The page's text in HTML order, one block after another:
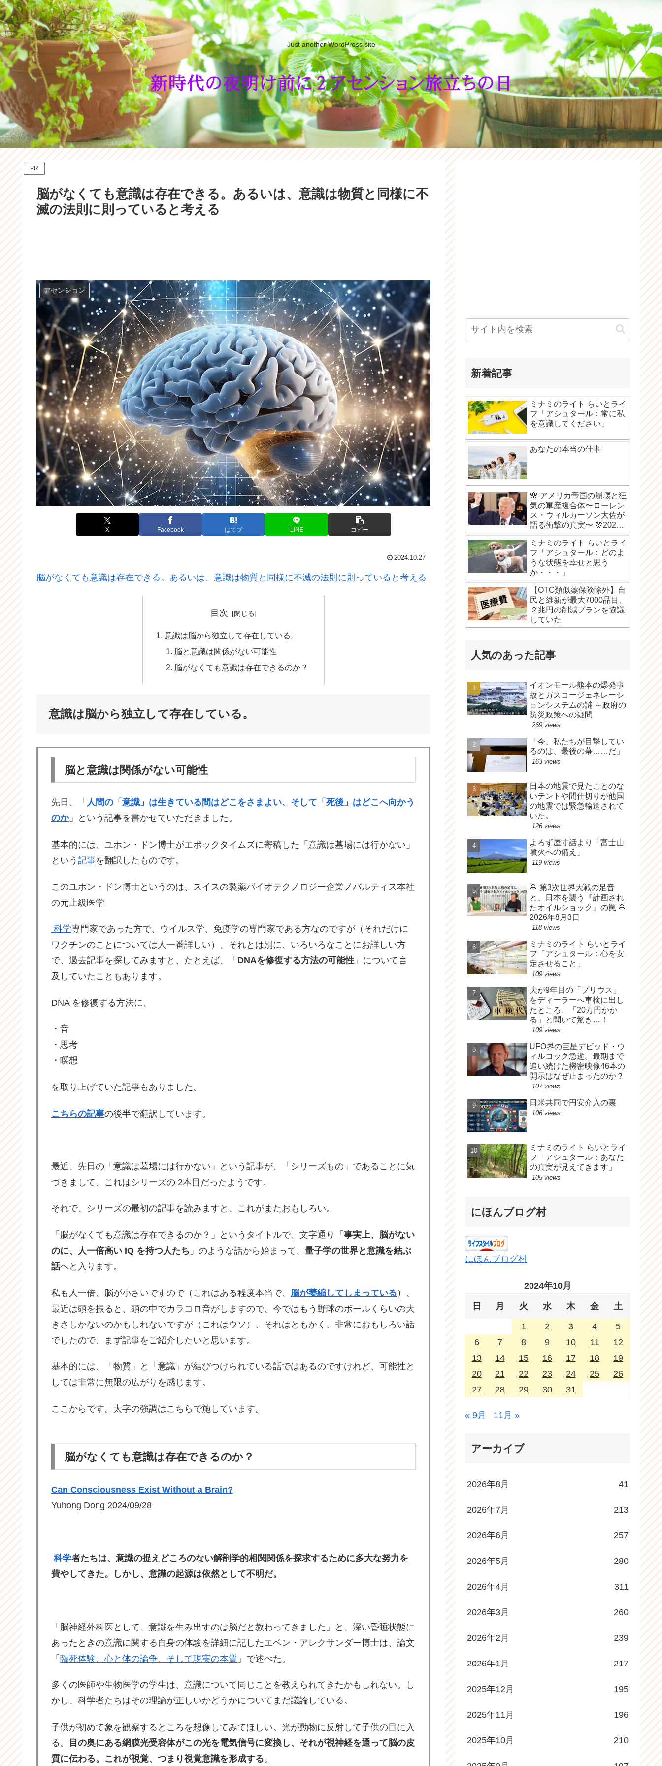
Just another WordPress site
PR
脳がなくても意識は存在できる。あるいは、意識は物質と同様に不
滅の法則に則っていると考える
アセンション
X Facebook はてブ LINE コピー
2024.10.27
脳がなくても意識は存在できる。あるいは、意識は物質と同様に不滅の法則に則っていると考える
目次
意識は脳から独立して存在している。
脳と意識は関係がない可能性
脳がなくても意識は存在できるのか？
意識は脳から独立して存在している。
脳と意識は関係がない可能性
先日、「 人間の「意識」は生きている間はどこをさまよい、そして「死後」はどこへ向かう
のか」という記事を書かせていただきました。
基本的には、ユホン・ドン博士がエポックタイムズに寄稿した「意識は墓場には行かない」
という 記事を翻訳したものです。
このユホン・ドン博士というのは、スイスの製薬バイオテクノロジー企業ノバルティス本社
の元上級医学
科学専門家であった方で、ウイルス学、免疫学の専門家である方なのですが（それだけに
ワクチンのことについては人一番詳しい）、それとは別に、いろいろなことにお詳しい方
で、過去記事を探してみますと、たとえば、「 DNAを修復する方法の可能性 」について言
及していたこともあります。
DNA を修復する方法に、
・音
・思考
・瞑想
を取り上げていた記事もありました。
こちらの記事の後半で翻訳しています。
最近、先日の「意識は墓場には行かない」という記事が、「シリーズもの」であることに気
づきまして、これはシリーズの 2本目だったようです。
それで、シリーズの最初の記事を読みますと、これがまたおもしろい。
「脳がなくても意識は存在できるのか？」というタイトルで、文字通り「 事実上、脳がない
のに、人一倍高い IQ を持つ人たち 」のような話から始まって、 量子学の世界と意識を結ぶ
話へと入ります。
私も人一倍、脳が小さいですので（これはある程度本当で、 脳が萎縮してしまっている ）、
最近は頭を振ると、頭の中でカラコロ音がしますので、今ではもう野球のボールくらいの大
きさしかないのかもしれないですが（これはウソ）、それはともかく、非常におもしろい話
でしたので、まず記事をご紹介したいと思います。
基本的には、「物質」と「意識」が結びつけられている話ではあるのですけれど、可能性と
しては非常に無限の広がりを感じます。
ここからです。太字の強調はこちらで施しています。
脳がなくても意識は存在できるのか？
Can Consciousness Exist Without a Brain?
Yuhong Dong 2024/09/28
科学者たちは、意識の捉えどころのない解剖学的相関関係を探求するために多大な努力を
費やしてきた。しかし、意識の起源は依然として不明だ。
「脳神経外科医として、意識を生み出すのは脳だと教わってきました」と、深い昏睡状態に
あったときの意識に関する自身の体験を詳細に記したエベン・アレクサンダー博士は、論文
「 臨死体験、心と体の論争、そして現実の本質 」で述べた。
多くの医師や生物医学の学生は、意識について同じことを教えられてきたかもしれない。し
かし、科学者たちはその理論が正しいかどうかについてまだ議論している。
子供が初めて象を観察するところを想像してみてほしい。光が動物に反射して子供の目に入
る。
目の奥にある網膜光受容体がこの光を電気信号に変換し、それが視神経を通って脳の皮
質に伝わる。これが視覚、つまり視覚意識を形成する。
新着記事
ミナミのライト らいとライ
フ「アシュタール：常に私
を意識してください」
あなたの本当の仕事
🌸 アメリカ帝国の崩壊と狂
気の軍産複合体〜ローレン
ス・ウィルカーソン大佐が
語る衝撃の真実〜 🌸2026
年8月6日
ミナミのライト らいとライ
フ「アシュタール：どのよ
うな状態を幸せと思う
か・・・」
【OTC類似薬保険除外】自
民と維新が最大7000品目、
２兆円の削減プランを協議
していた
人気のあった記事
イオンモール熊本の爆発事
故とガスコージェネレーシ
ョンシステムの謎 ～政府の
防災政策への疑問
269 views
「今、私たちが目撃してい
るのは、最後の幕……だ」
163 views
日本の地震で見たことのな
いテントや間仕切りが他国
の地震では緊急輸送されて
いた。
126 views
よろず屋寸話より「富士山
噴火への備え」
119 views
🌸 第3次世界大戦の足音
と、日本を襲う『計画され
たオイルショック』の罠 🌸
2026年8月3日
118 views
ミナミのライト らいとライ
フ「アシュタール：心を安
定させること」
109 views
夫が9年目の「プリウス」
をディーラーへ車検に出し
たところ、「20万円かか
る」と聞いて驚き…！
109 views
UFO界の巨星デビッド・ウ
ィルコック急逝。最期まで
追い続けた機密映像46本の
開示はなぜ止まったのか？
107 views
日米共同で円安介入の裏
106 views
ミナミのライト らいとライ
フ「アシュタール：あなた
の真実が見えてきます」
105 views
にほんブログ村
にほんブログ村
2024年10月
日 月 火 水 木 金 土
1 2 3 4
5
6
7 8 9 10 11
12
13
14 15 16 17 18
19
20
21 22 23 24 25
26
27
28 29 30 31
« 9月 11月 »
アーカイブ
2026年8月 41
2026年7月 213
2026年6月 257
2026年5月 280
2026年4月 311
2026年3月 260
2026年2月 239
2026年1月 217
2025年12月 195
2025年11月 196
2025年10月 210